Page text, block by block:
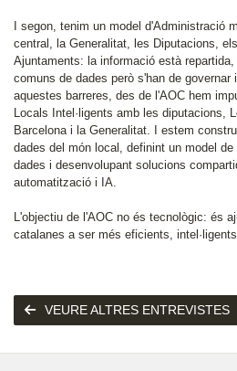
I segon, tenim un model d'Administració
central, la Generalitat, les Diputacions,
Ajuntaments: la informació està
comuns de dades però s'han de governar
aquestes barreres, des de l'AOC hem
Locals Intel·ligents amb les diputacions,
Barcelona i la Generalitat. I estem
dades del món local, definint un model
dades i desenvolupant solucions
automatització i IA.
L'objectiu de l'AOC no és tecnològic: és
catalanes a ser més eficients,
VEURE ALTRES ENTREVISTES